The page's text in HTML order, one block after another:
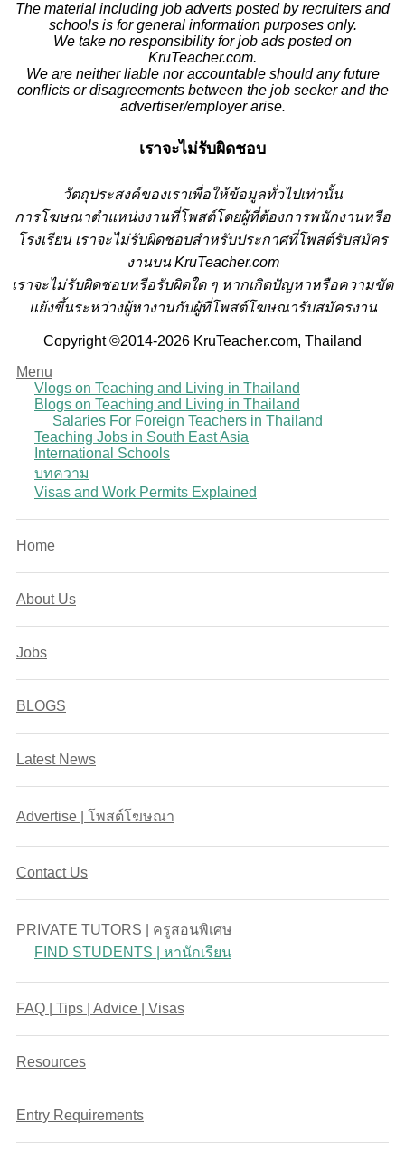
The material including job adverts posted by recruiters and
schools is for general information purposes only.
We take no responsibility for job ads posted on
KruTeacher.com.
We are neither liable nor accountable should any future
conflicts or disagreements between the job seeker and the
advertiser/employer arise.
เราจะไม่รับผิดชอบ
วัตถุประสงค์ของเราเพื่อให้ข้อมูลทั่วไปเท่านั้น
การโฆษณาตำแหน่งงานที่โพสต์โดยผู้ที่ต้องการพนักงานหรือ
โรงเรียน เราจะไม่รับผิดชอบสำหรับประกาศที่โพสต์รับสมัคร
งานบน KruTeacher.com
เราจะไม่รับผิดชอบหรือรับผิดใด ๆ หากเกิดปัญหาหรือความขัด
แย้งขึ้นระหว่างผู้หางานกับผู้ที่โพสต์โฆษณารับสมัครงาน
Copyright ©2014-2026 KruTeacher.com, Thailand
Menu
Vlogs on Teaching and Living in Thailand
Blogs on Teaching and Living in Thailand
Salaries For Foreign Teachers in Thailand
Teaching Jobs in South East Asia
International Schools
บทความ
Visas and Work Permits Explained
Home
About Us
Jobs
BLOGS
Latest News
Advertise | โพสต์โฆษณา
Contact Us
PRIVATE TUTORS | ครูสอนพิเศษ
FIND STUDENTS | หานักเรียน
FAQ | Tips | Advice | Visas
Resources
Entry Requirements